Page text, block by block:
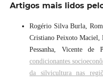
Artigos mais lidos
Rogério Silva Burla,
Cristiano Peixoto Maciel,
Pessanha, Vicente de
condicionantes
da silvicultura nas